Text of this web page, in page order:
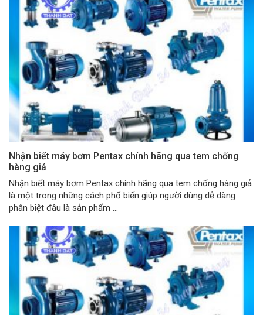
Nhận biết máy bơm Pentax chính hãng qua tem chống
hàng giả
Nhận biết máy bơm Pentax chính hãng qua tem chống hàng giả
là một trong những cách phổ biến giúp người dùng dễ dàng
phân biệt đâu là sản phẩm ...